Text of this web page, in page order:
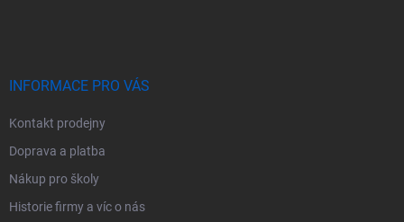
INFORMACE PRO VÁS
Kontakt prodejny
Doprava a platba
Nákup pro školy
Historie firmy a víc o nás